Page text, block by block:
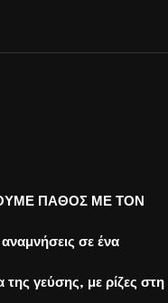
ΠΑΘΟΣ ΜΕ ΤΟΝ
σε ένα
της γεύσης, με ρίζες στη